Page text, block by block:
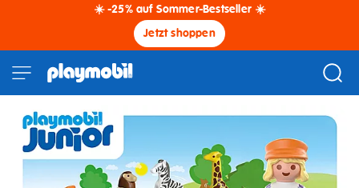
☀️ -25% auf Sommer-Bestseller ☀️
Jetzt shoppen